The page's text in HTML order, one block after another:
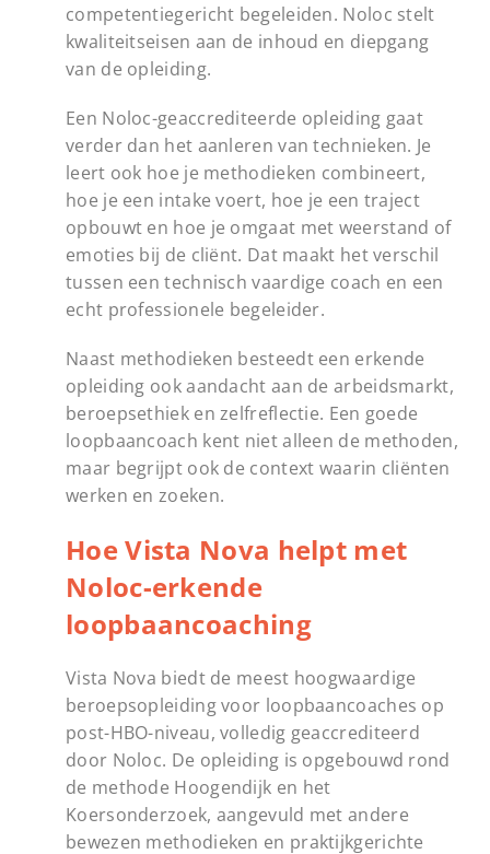
competentiegericht begeleiden. Noloc stelt
kwaliteitseisen aan de inhoud en diepgang
van de opleiding.
Een Noloc-geaccrediteerde opleiding gaat
verder dan het aanleren van technieken. Je
leert ook hoe je methodieken combineert,
hoe je een intake voert, hoe je een traject
opbouwt en hoe je omgaat met weerstand of
emoties bij de cliënt. Dat maakt het verschil
tussen een technisch vaardige coach en een
echt professionele begeleider.
Naast methodieken besteedt een erkende
opleiding ook aandacht aan de arbeidsmarkt,
beroepsethiek en zelfreflectie. Een goede
loopbaancoach kent niet alleen de methoden,
maar begrijpt ook de context waarin cliënten
werken en zoeken.
Hoe Vista Nova helpt met
Noloc-erkende
loopbaancoaching
Vista Nova biedt de meest hoogwaardige
beroepsopleiding voor loopbaancoaches op
post-HBO-niveau, volledig geaccrediteerd
door Noloc. De opleiding is opgebouwd rond
de methode Hoogendijk en het
Koersonderzoek, aangevuld met andere
bewezen methodieken en praktijkgerichte